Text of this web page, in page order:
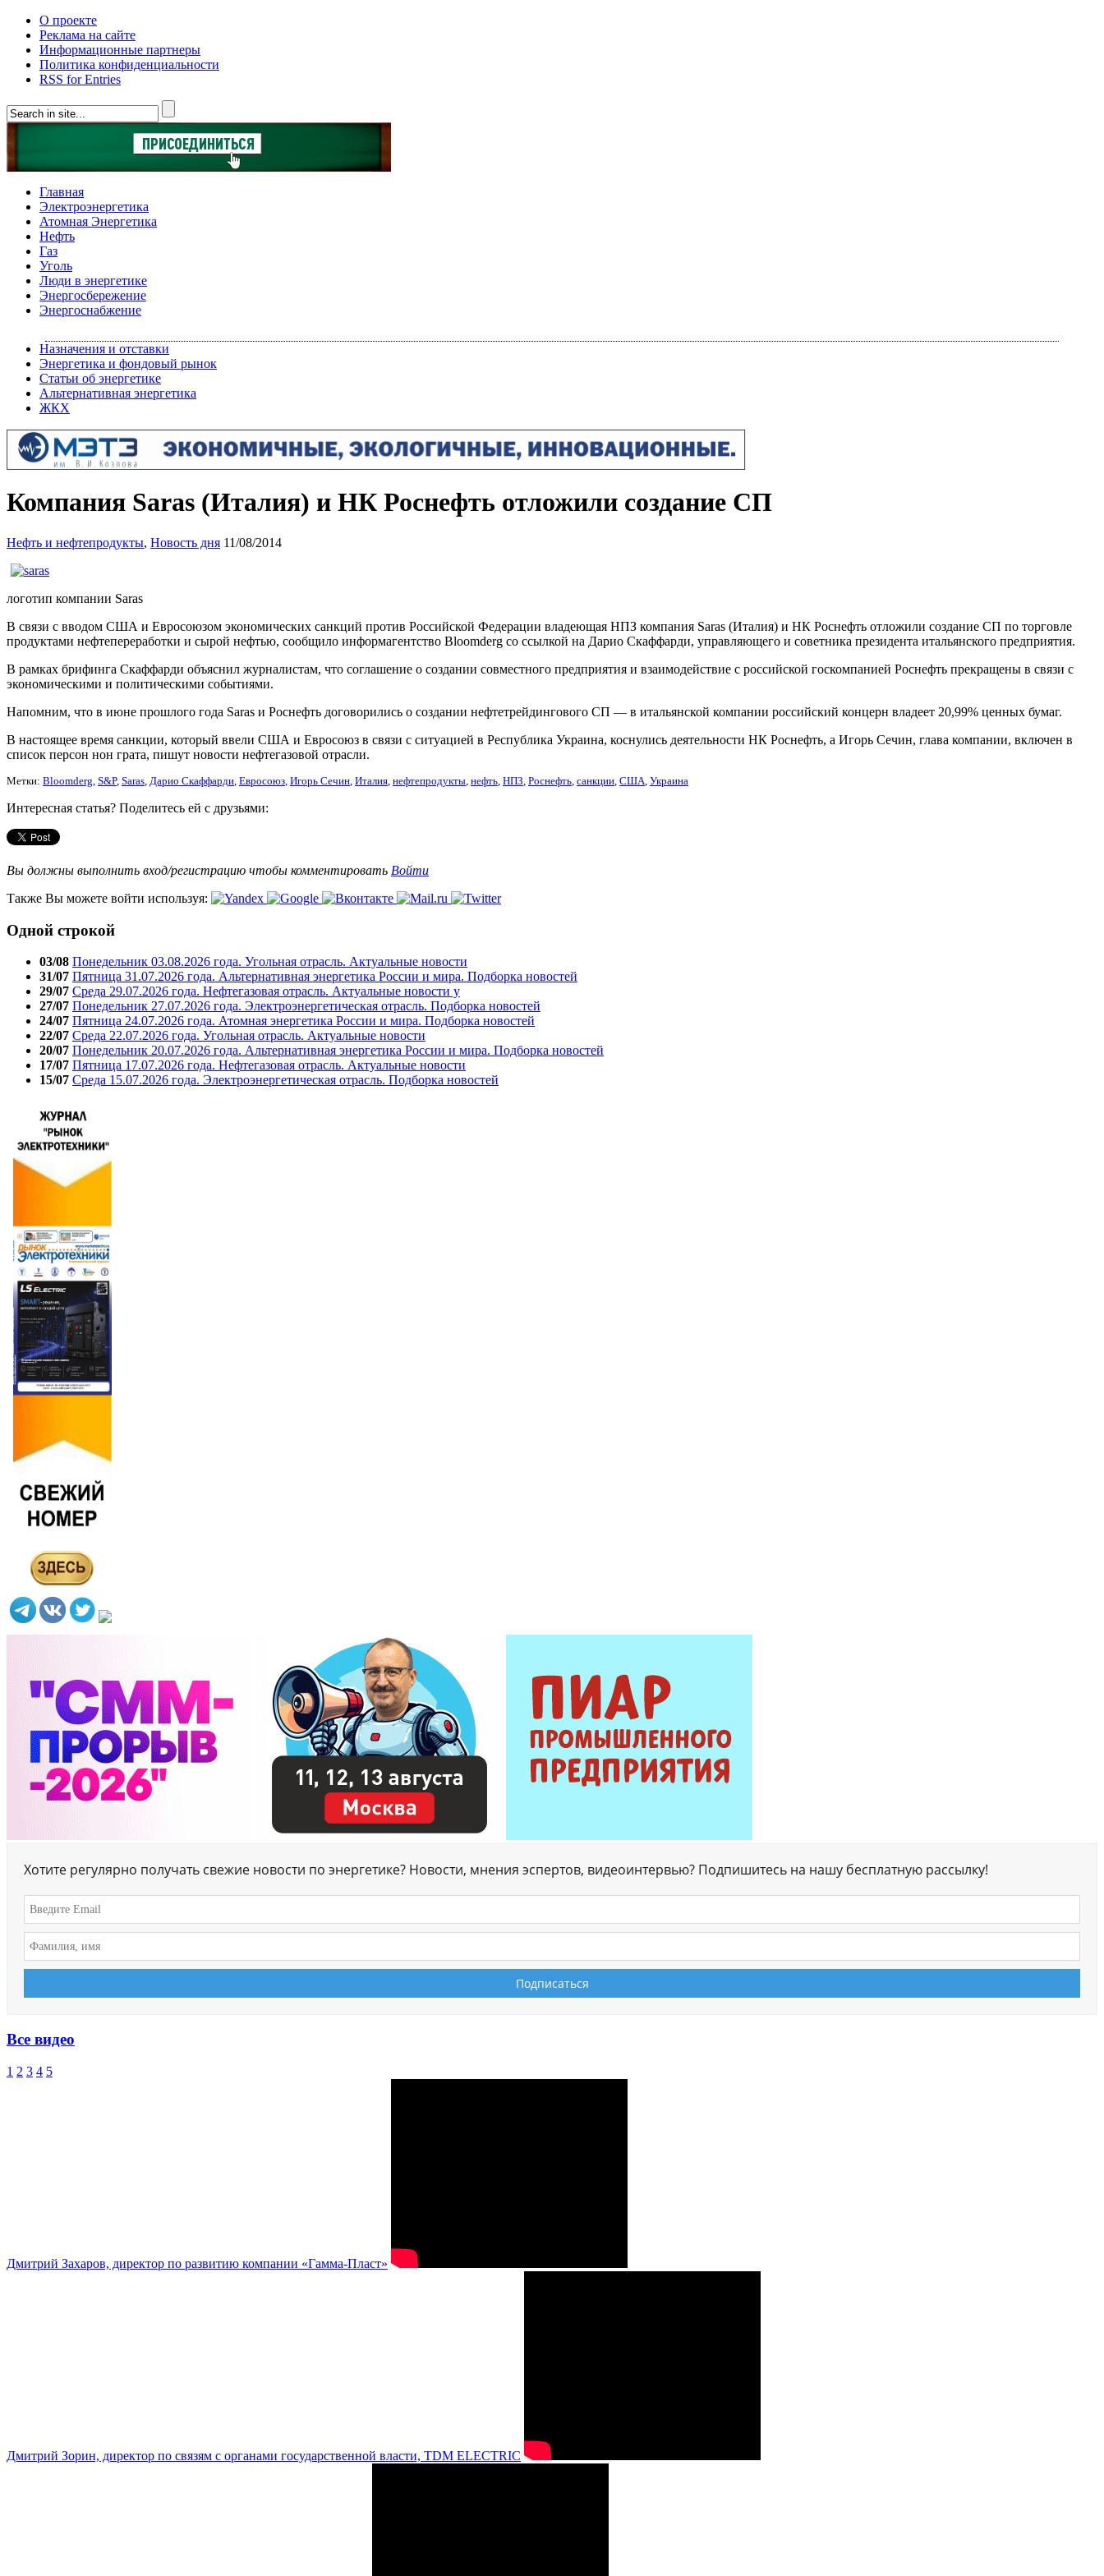
О проекте
Реклама на сайте
Информационные партнеры
Политика конфиденциальности
RSS for Entries
Главная
Электроэнергетика
Атомная Энергетика
Нефть
Газ
Уголь
Люди в энергетике
Энергосбережение
Энергоснабжение
Назначения и отставки
Энергетика и фондовый рынок
Статьи об энергетике
Альтернативная энергетика
ЖКХ
Компания Saras (Италия) и НК Роснефть отложили создание СП
Нефть и нефтепродукты, Новость дня 11/08/2014
логотип компании Saras
В связи с вводом США и Евросоюзом экономических санкций против Российской Федерации владеющая НПЗ компания Saras (Италия) и НК Роснефть отложили создание СП по торговле
продуктами нефтепереработки и сырой нефтью, сообщило информагентство Bloomderg со ссылкой на Дарио Скаффарди, управляющего и советника президента итальянского предприятия.
В рамках брифинга Скаффарди объяснил журналистам, что соглашение о создании совместного предприятия и взаимодействие с российской госкомпанией Роснефть прекращены в связи с
экономическими и политическими событиями.
Напомним, что в июне прошлого года Saras и Роснефть договорились о создании нефтетрейдингового СП — в итальянской компании российский концерн владеет 20,99% ценных бумаг.
В настоящее время санкции, который ввели США и Евросоюз в связи с ситуацией в Республика Украина, коснулись деятельности НК Роснефть, а Игорь Сечин, глава компании, включен в
список персон нон грата, пишут новости нефтегазовой отрасли.
Метки: Bloomderg, S&P, Saras, Дарио Скаффарди, Евросоюз, Игорь Сечин, Италия, нефтепродукты, нефть, НПЗ, Роснефть, санкции, США, Украина
Интересная статья? Поделитесь ей с друзьями:
Вы должны выполнить вход/регистрацию чтобы комментировать Войти
Также Вы можете войти используя:
Одной строкой
03/08 Понедельник 03.08.2026 года. Угольная отрасль. Актуальные новости
31/07 Пятница 31.07.2026 года. Альтернативная энергетика России и мира. Подборка новостей
29/07 Среда 29.07.2026 года. Нефтегазовая отрасль. Актуальные новости у
27/07 Понедельник 27.07.2026 года. Электроэнергетическая отрасль. Подборка новостей
24/07 Пятница 24.07.2026 года. Атомная энергетика России и мира. Подборка новостей
22/07 Среда 22.07.2026 года. Угольная отрасль. Актуальные новости
20/07 Понедельник 20.07.2026 года. Альтернативная энергетика России и мира. Подборка новостей
17/07 Пятница 17.07.2026 года. Нефтегазовая отрасль. Актуальные новости
15/07 Среда 15.07.2026 года. Электроэнергетическая отрасль. Подборка новостей
Хотите регулярно получать свежие новости по энергетике? Новости, мнения эспертов, видеоинтервью? Подпишитесь на нашу бесплатную рассылку!
Все видео
1 2 3 4 5
Дмитрий Захаров, директор по развитию компании «Гамма-Пласт»
Дмитрий Зорин, директор по связям с органами государственной власти, TDM ELECTRIC